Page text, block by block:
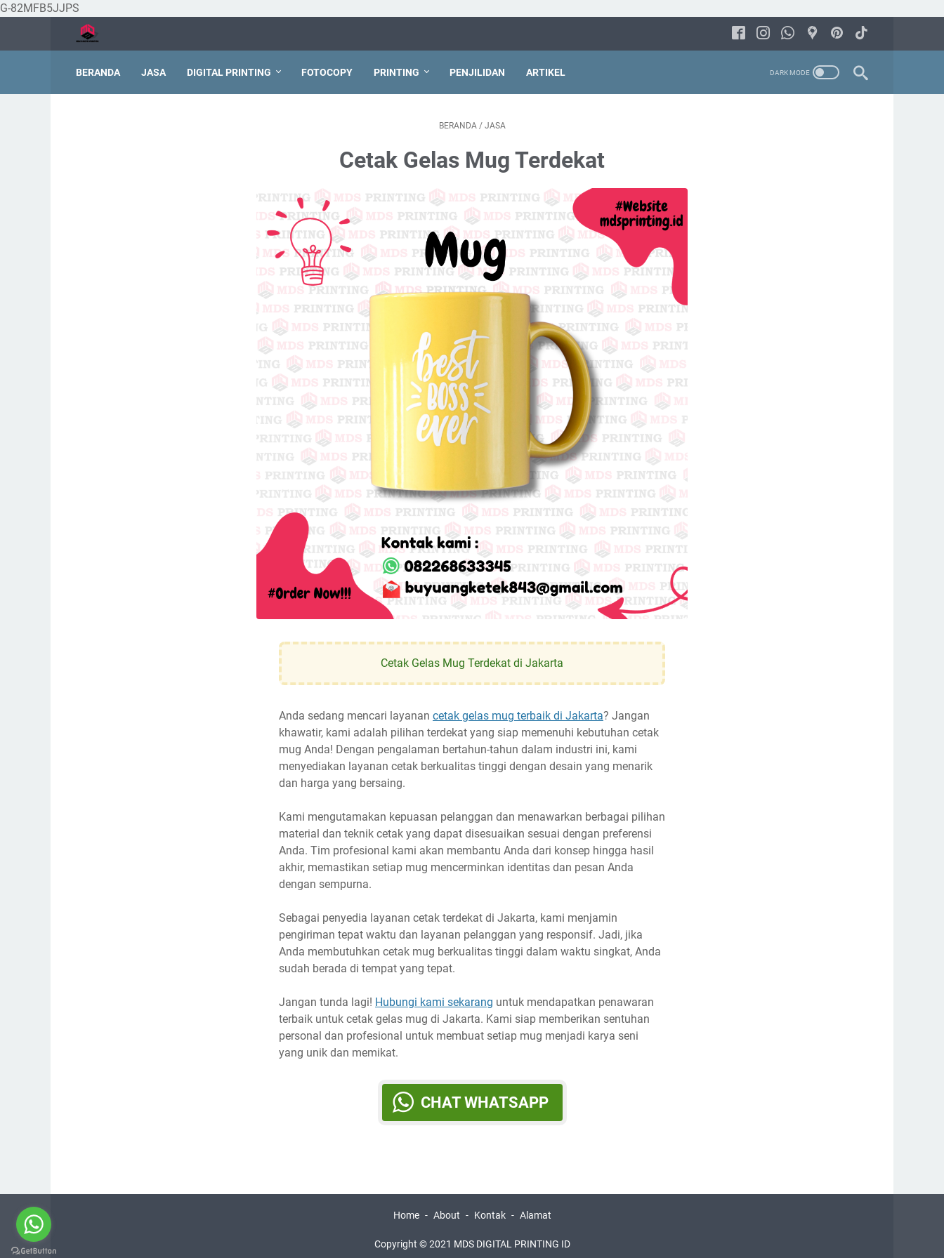
G-82MFB5JJPS
BERANDA JASA DIGITAL PRINTING FOTOCOPY PRINTING PENJILIDAN ARTIKEL
BERANDA / JASA
Cetak Gelas Mug Terdekat
Cetak Gelas Mug Terdekat di Jakarta
Anda sedang mencari layanan cetak gelas mug terbaik di Jakarta? Jangan
khawatir, kami adalah pilihan terdekat yang siap memenuhi kebutuhan cetak
mug Anda! Dengan pengalaman bertahun-tahun dalam industri ini, kami
menyediakan layanan cetak berkualitas tinggi dengan desain yang menarik
dan harga yang bersaing.
Kami mengutamakan kepuasan pelanggan dan menawarkan berbagai pilihan
material dan teknik cetak yang dapat disesuaikan sesuai dengan preferensi
Anda. Tim profesional kami akan membantu Anda dari konsep hingga hasil
akhir, memastikan setiap mug mencerminkan identitas dan pesan Anda
dengan sempurna.
Sebagai penyedia layanan cetak terdekat di Jakarta, kami menjamin
pengiriman tepat waktu dan layanan pelanggan yang responsif. Jadi, jika
Anda membutuhkan cetak mug berkualitas tinggi dalam waktu singkat, Anda
sudah berada di tempat yang tepat.
Jangan tunda lagi! Hubungi kami sekarang untuk mendapatkan penawaran
terbaik untuk cetak gelas mug di Jakarta. Kami siap memberikan sentuhan
personal dan profesional untuk membuat setiap mug menjadi karya seni
yang unik dan memikat.
CHAT WHATSAPP
Home About Kontak Alamat
Copyright © 2021 MDS DIGITAL PRINTING ID